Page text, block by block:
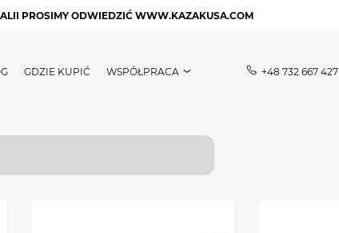
PROSIMY ODWIEDZIĆ WWW.KAZAKUSA.COM
GDZIE KUPIĆ WSPÓŁPRACA +48 732 667 427